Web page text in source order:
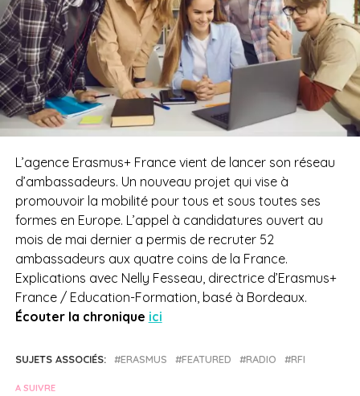
L’agence Erasmus+ France vient de lancer son réseau
d’ambassadeurs. Un nouveau projet qui vise à
promouvoir la mobilité pour tous et sous toutes ses
formes en Europe. L’appel à candidatures ouvert au
mois de mai dernier a permis de recruter 52
ambassadeurs aux quatre coins de la France.
Explications avec Nelly Fesseau, directrice d’Erasmus+
France / Education-Formation, basé à Bordeaux.
Écouter la chronique ici
SUJETS ASSOCIÉS: ERASMUS FEATURED RADIO RFI
A SUIVRE